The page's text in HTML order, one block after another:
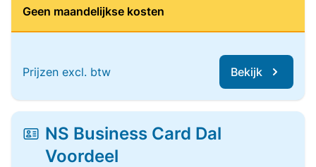
Geen maandelijkse kosten
Prijzen excl. btw Bekijk
NS Business Card Dal
Voordeel